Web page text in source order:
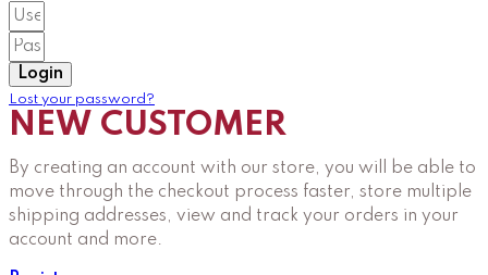
Login
Lost your password?
NEW CUSTOMER
By creating an account with our store, you will be able to
move through the checkout process faster, store multiple
shipping addresses, view and track your orders in your
account and more.